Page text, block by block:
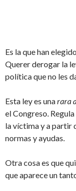
Es la que han
Querer derogar la
política que no les
Esta ley es unarara
el Congreso.
la víctima y a partir
normas y ayudas.
Otra cosa es que
que aparece un